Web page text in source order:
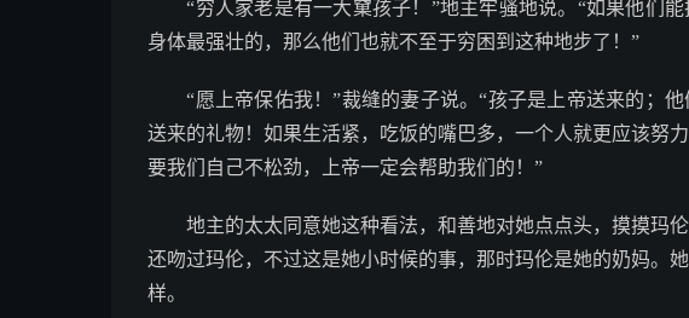
“穷人家老是有一大窠孩子！”地主牢骚地说。“如果他们能
身体最强壮的，那么他们也就不至于穷困到这种地步了！”
“愿上帝保佑我！”裁缝的妻子说。“孩子是上帝送来的；他
送来的礼物！如果生活紧，吃饭的嘴巴多，一个人就更应该努
要我们自己不松劲，上帝一定会帮助我们的！”
地主的太太同意她这种看法，和善地对她点点头，摸摸玛伦
还吻过玛伦，不过这是她小时候的事，那时玛伦是她的奶妈。
样。